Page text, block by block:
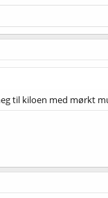
til kiloen med mørkt